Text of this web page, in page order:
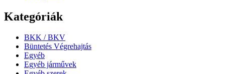
Kategóriák
BKK / BKV
Büntetés Végrehajtás
Egyéb
Egyéb járművek